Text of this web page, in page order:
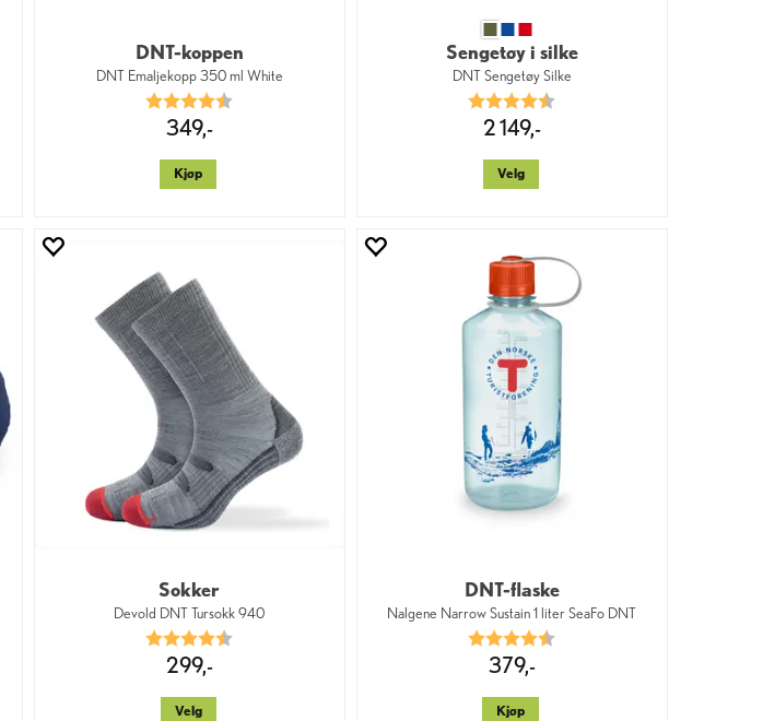
DNT-koppen
DNT Emaljekopp 350 ml White
Karakter:
349,-
Kjøp
Sengetøy i silke
DNT Sengetøy Silke
Karakter:
2 149,-
Velg
Sokker
Devold DNT Tursokk 940
Karakter:
299,-
Velg
DNT-flaske
Nalgene Narrow Sustain 1 liter SeaFo DNT
Karakter:
379,-
Kjøp